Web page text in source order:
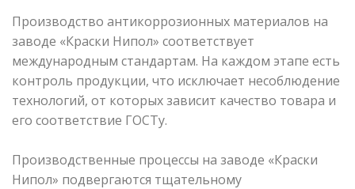
Производство антикоррозионных материалов на
заводе «Краски Нипол» соответствует
международным стандартам. На каждом этапе есть
контроль продукции, что исключает несоблюдение
технологий, от которых зависит качество товара и
его соответствие ГОСТу.
Производственные процессы на заводе «Краски
Нипол» подвергаются тщательному